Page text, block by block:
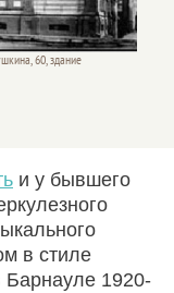
60, здание
и у бывшего
в стиле
Барнауле 1920-